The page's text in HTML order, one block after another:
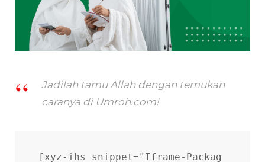
Jadilah tamu Allah dengan temukan
caranya di Umroh.com!
[xyz-ihs snippet="Iframe-Packag